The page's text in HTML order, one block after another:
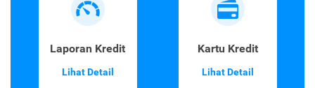
Laporan Kredit
Lihat Detail
Kartu Kredit
Lihat Detail